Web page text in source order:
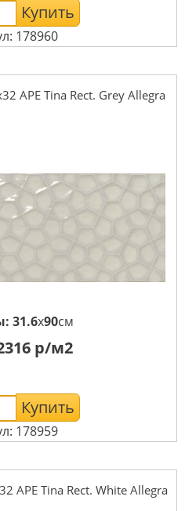
Купить
178960
APE Tina Rect. Grey Allegra
31.6x90см
р/м2
Купить
178959
APE Tina Rect. White Allegra